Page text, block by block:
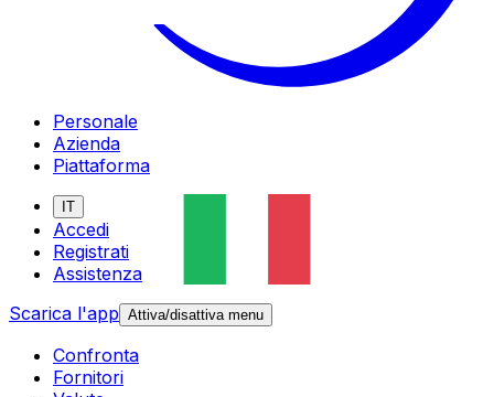
Personale
Azienda
Piattaforma
IT
Accedi
Registrati
Assistenza
Scarica l'app Attiva/disattiva menu
Confronta
Fornitori